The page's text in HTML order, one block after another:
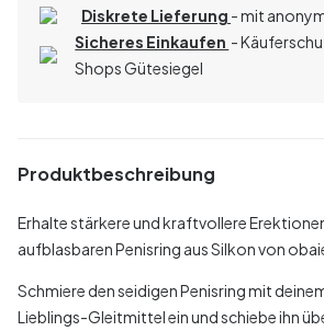
Diskrete Lieferung - mit
Sicheres Einkaufen -
Shops Gütesiegel
Produktbeschreibung
Erhalte stärkere und kraftvollere
aufblasbaren Penisring aus Silkon von
Schmiere den seidigen Penisring mit
Lieblings-Gleitmittel ein und schiebe ihn